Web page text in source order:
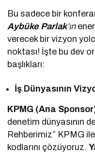
Bu sadece bir
Aybüke Parlak’ın
verecek bir vizyon
noktası! İşte bu dev
başlıkları:
İş Dünyasının
KPMG (Ana
denetim dünyasının
Rehberimiz” KPMG
kodlarını çözüyoruz.